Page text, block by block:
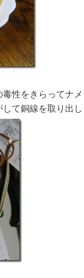
性をきらってナ
て銅線を取り出し